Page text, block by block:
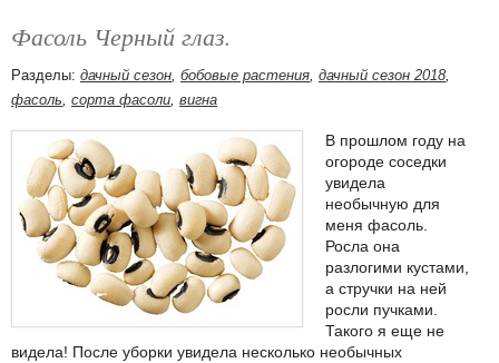
Фасоль Черный глаз.
Разделы: дачный сезон, бобовые растения, дачный сезон 2018,
фасоль, сорта фасоли, вигна
В прошлом году на
огороде соседки
увидела
необычную для
меня фасоль.
Росла она
разлогими кустами,
а стручки на ней
росли пучками.
Такого я еще не
видела! После уборки увидела несколько необычных